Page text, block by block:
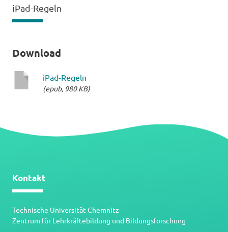
iPad-Regeln
Download
iPad-Regeln
(epub, 980 KB)
Kontakt
Technische Universität Chemnitz
Zentrum für Lehrkräftebildung und Bildungsforschung